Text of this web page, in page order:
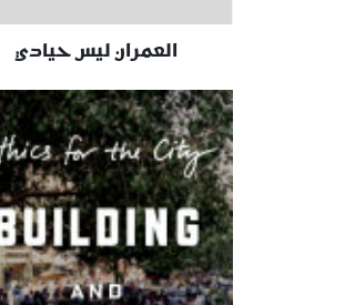
العمران ليس حيادي